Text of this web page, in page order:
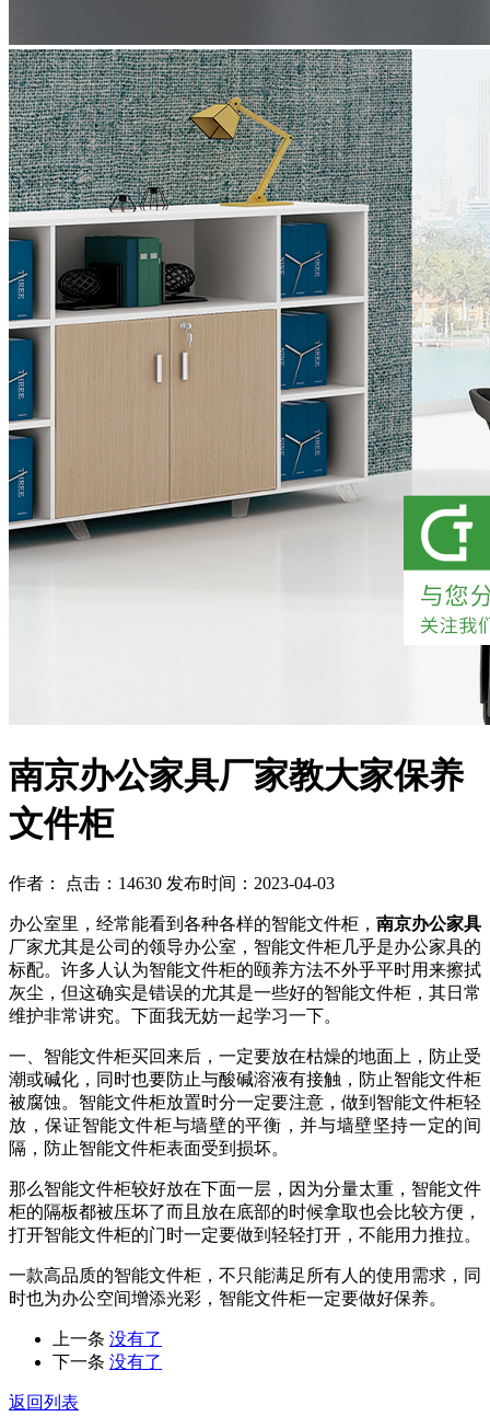
南京办公家具厂家教大家保养
文件柜
作者： 点击：14630 发布时间：2023-04-03
办公室里，经常能看到各种各样的智能文件柜， 南京办公家具
厂家尤其是公司的领导办公室，智能文件柜几乎是办公家具的
标配。许多人认为智能文件柜的颐养方法不外乎平时用来擦拭
灰尘，但这确实是错误的尤其是一些好的智能文件柜，其日常
维护非常讲究。下面我无妨一起学习一下。
一、智能文件柜买回来后，一定要放在枯燥的地面上，防止受
潮或碱化，同时也要防止与酸碱溶液有接触，防止智能文件柜
被腐蚀。智能文件柜放置时分一定要注意，做到智能文件柜轻
放，保证智能文件柜与墙壁的平衡，并与墙壁坚持一定的间
隔，防止智能文件柜表面受到损坏。
那么智能文件柜较好放在下面一层，因为分量太重，智能文件
柜的隔板都被压坏了而且放在底部的时候拿取也会比较方便，
打开智能文件柜的门时一定要做到轻轻打开，不能用力推拉。
一款高品质的智能文件柜，不只能满足所有人的使用需求，同
时也为办公空间增添光彩，智能文件柜一定要做好保养。
上一条 没有了
下一条 没有了
返回列表